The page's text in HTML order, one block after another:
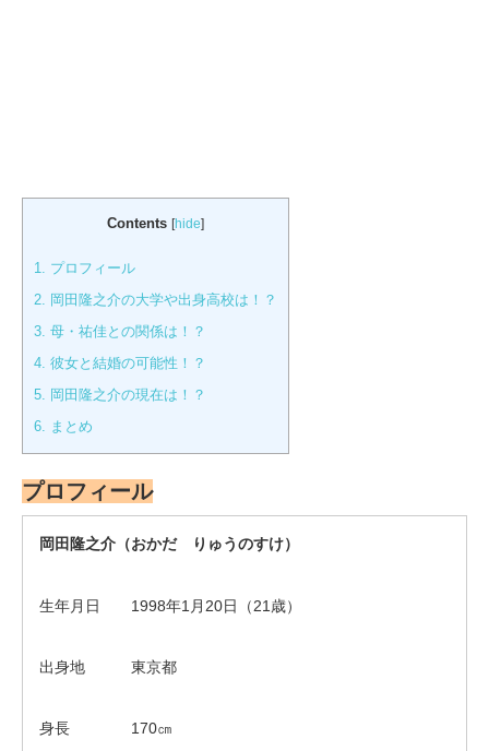
Contents [hide]
1. プロフィール
2. 岡田隆之介の大学や出身高校は！？
3. 母・祐佳との関係は！？
4. 彼女と結婚の可能性！？
5. 岡田隆之介の現在は！？
6. まとめ
プロフィール
岡田隆之介（おかだ りゅうのすけ）
生年月日 1998年1月20日（21歳）
出身地 東京都
身長 170㎝